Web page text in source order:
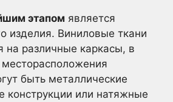
этапом является
изделия. Виниловые ткани
на различные каркасы, в
месторасположения
быть металлические
конструкции или натяжные